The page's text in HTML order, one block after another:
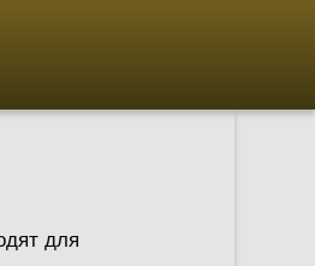
для